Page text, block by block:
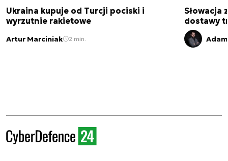
Ukraina kupuje od Turcji pociski i
wyrzutnie rakietowe
Artur Marciniak 2 min.
Słowacja
dostawy